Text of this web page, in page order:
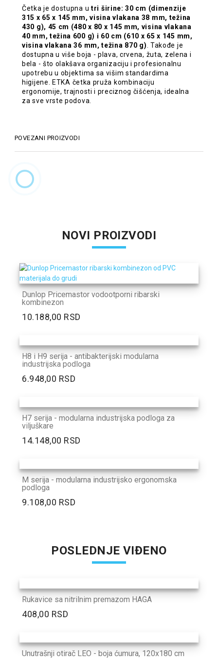
Četka je dostupna u tri širine: 30 cm (dimenzije
315 x 65 x 145 mm, visina vlakana 38 mm, težina
430 g), 45 cm (480 x 80 x 145 mm, visina vlakana
40 mm, težina 600 g) i 60 cm (610 x 65 x 145 mm,
visina vlakana 36 mm, težina 870 g) . Takođe je
dostupna u više boja - plava, crvena, žuta, zelena i
bela - što olakšava organizaciju i profesionalnu
upotrebu u objektima sa višim standardima
higijene. ETKA četka pruža kombinaciju
ergonomije, trajnosti i preciznog čišćenja, idealna
za sve vrste podova.
POVEZANI PROIZVODI
NOVI PROIZVODI
Dunlop Pricemastor vodootporni ribarski
kombinezon
10.188,00 RSD
H8 i H9 serija - antibakterijski modularna
industrijska podloga
6.948,00 RSD
H7 serija - modularna industrijska podloga za
viljuškare
14.148,00 RSD
M serija - modularna industrijsko ergonomska
podloga
9.108,00 RSD
POSLEDNJE VIĐENO
Rukavice sa nitrilnim premazom HAGA
408,00 RSD
Unutrašnji otirač LEO - boja ćumura, 120x180 cm